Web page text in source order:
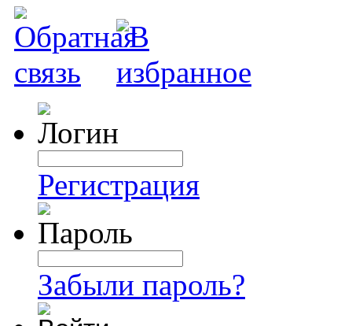
Регистрация
Забыли пароль?